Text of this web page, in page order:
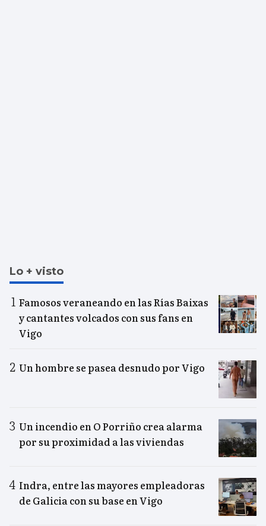
Lo + visto
Famosos veraneando en las Rías Baixas
y cantantes volcados con sus fans en
Vigo
Un hombre se pasea desnudo por Vigo
Un incendio en O Porriño crea alarma
por su proximidad a las viviendas
Indra, entre las mayores empleadoras
de Galicia con su base en Vigo